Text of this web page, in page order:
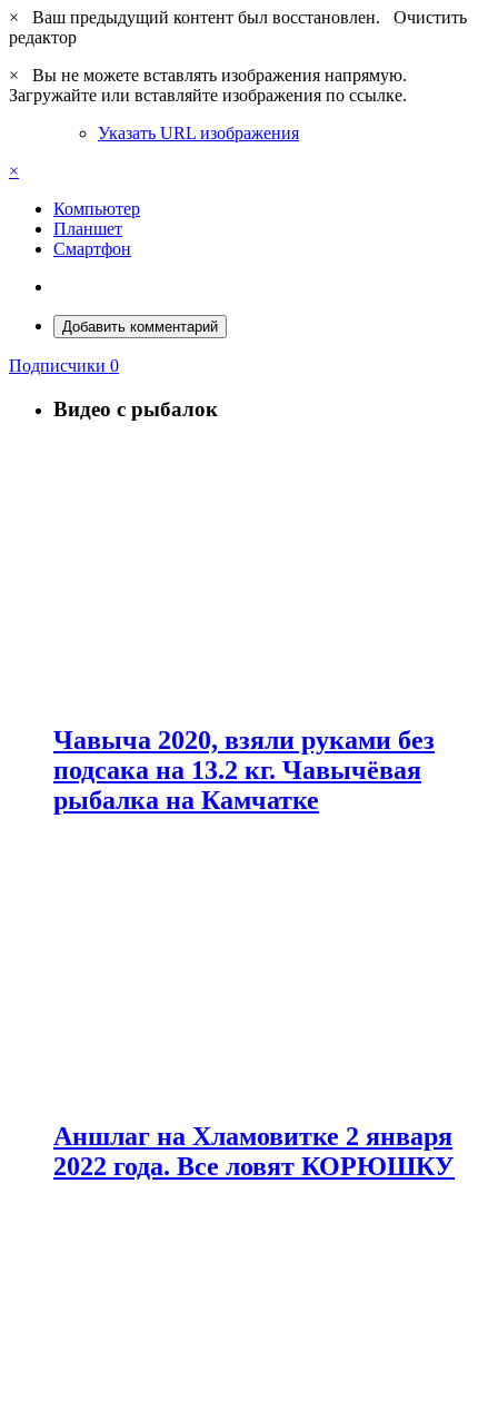
× Ваш предыдущий контент был восстановлен. Очистить
редактор
×
Вы не можете вставлять изображения напрямую.
Загружайте или вставляйте изображения по ссылке.
Указать URL изображения
×
Компьютер
Планшет
Смартфон
Добавить комментарий
Подписчики 0
Видео с рыбалок
Чавыча 2020, взяли руками без
подсака на 13.2 кг. Чавычёвая
рыбалка на Камчатке
Аншлаг на Хламовитке 2 января
2022 года. Все ловят КОРЮШКУ